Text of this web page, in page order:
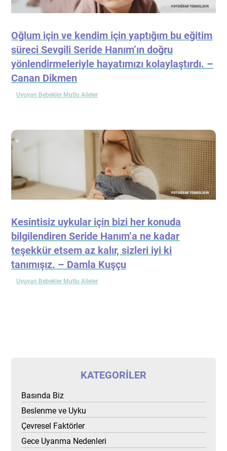
Oğlum için ve kendim için yaptığım bu eğitim
süreci Sevgili Seride Hanım’ın doğru
yönlendirmeleriyle hayatımızı kolaylaştırdı. –
Canan Dikmen
Uyuyan Bebekler Mutlu Aileler
Kesintisiz uykular için bizi her konuda
bilgilendiren Seride Hanım’a ne kadar
teşekkür etsem az kalır, sizleri iyi ki
tanımışız. – Damla Kuşçu
Uyuyan Bebekler Mutlu Aileler
KATEGORILER
Basında Biz
Beslenme ve Uyku
Çevresel Faktörler
Gece Uyanma Nedenleri